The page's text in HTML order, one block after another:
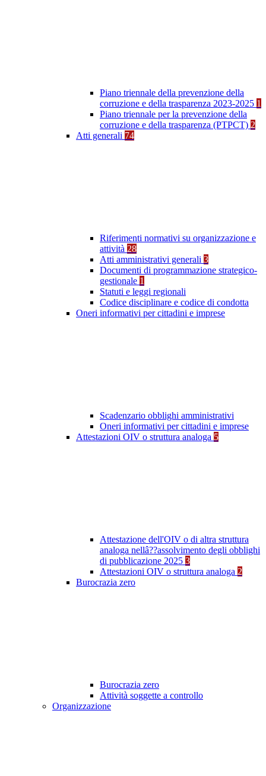
Piano triennale della prevenzione della
corruzione e della trasparenza 2023-2025 1
Piano triennale per la prevenzione della
corruzione e della trasparenza (PTPCT) 2
Atti generali 74
Riferimenti normativi su organizzazione e
attività 28
Atti amministrativi generali 3
Documenti di programmazione strategico-
gestionale 1
Statuti e leggi regionali
Codice disciplinare e codice di condotta
Oneri informativi per cittadini e imprese
Scadenzario obblighi amministrativi
Oneri informativi per cittadini e imprese
Attestazioni OIV o struttura analoga 5
Attestazione dell'OIV o di altra struttura
analoga nellâ??assolvimento degli obblighi
di pubblicazione 2025 3
Attestazioni OIV o struttura analoga 2
Burocrazia zero
Burocrazia zero
Attività soggette a controllo
Organizzazione